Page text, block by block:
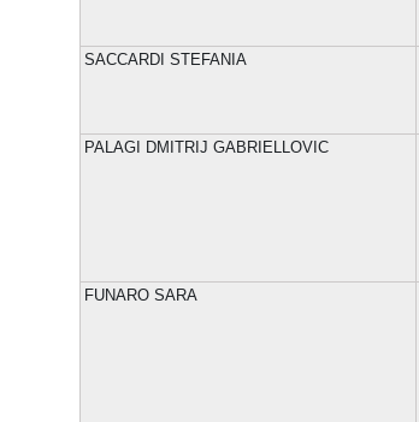
SACCARDI STEFANIA
PALAGI DMITRIJ GABRIELLOVIC
FUNARO SARA